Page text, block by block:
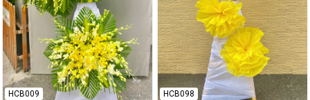
HCB009 HCB098